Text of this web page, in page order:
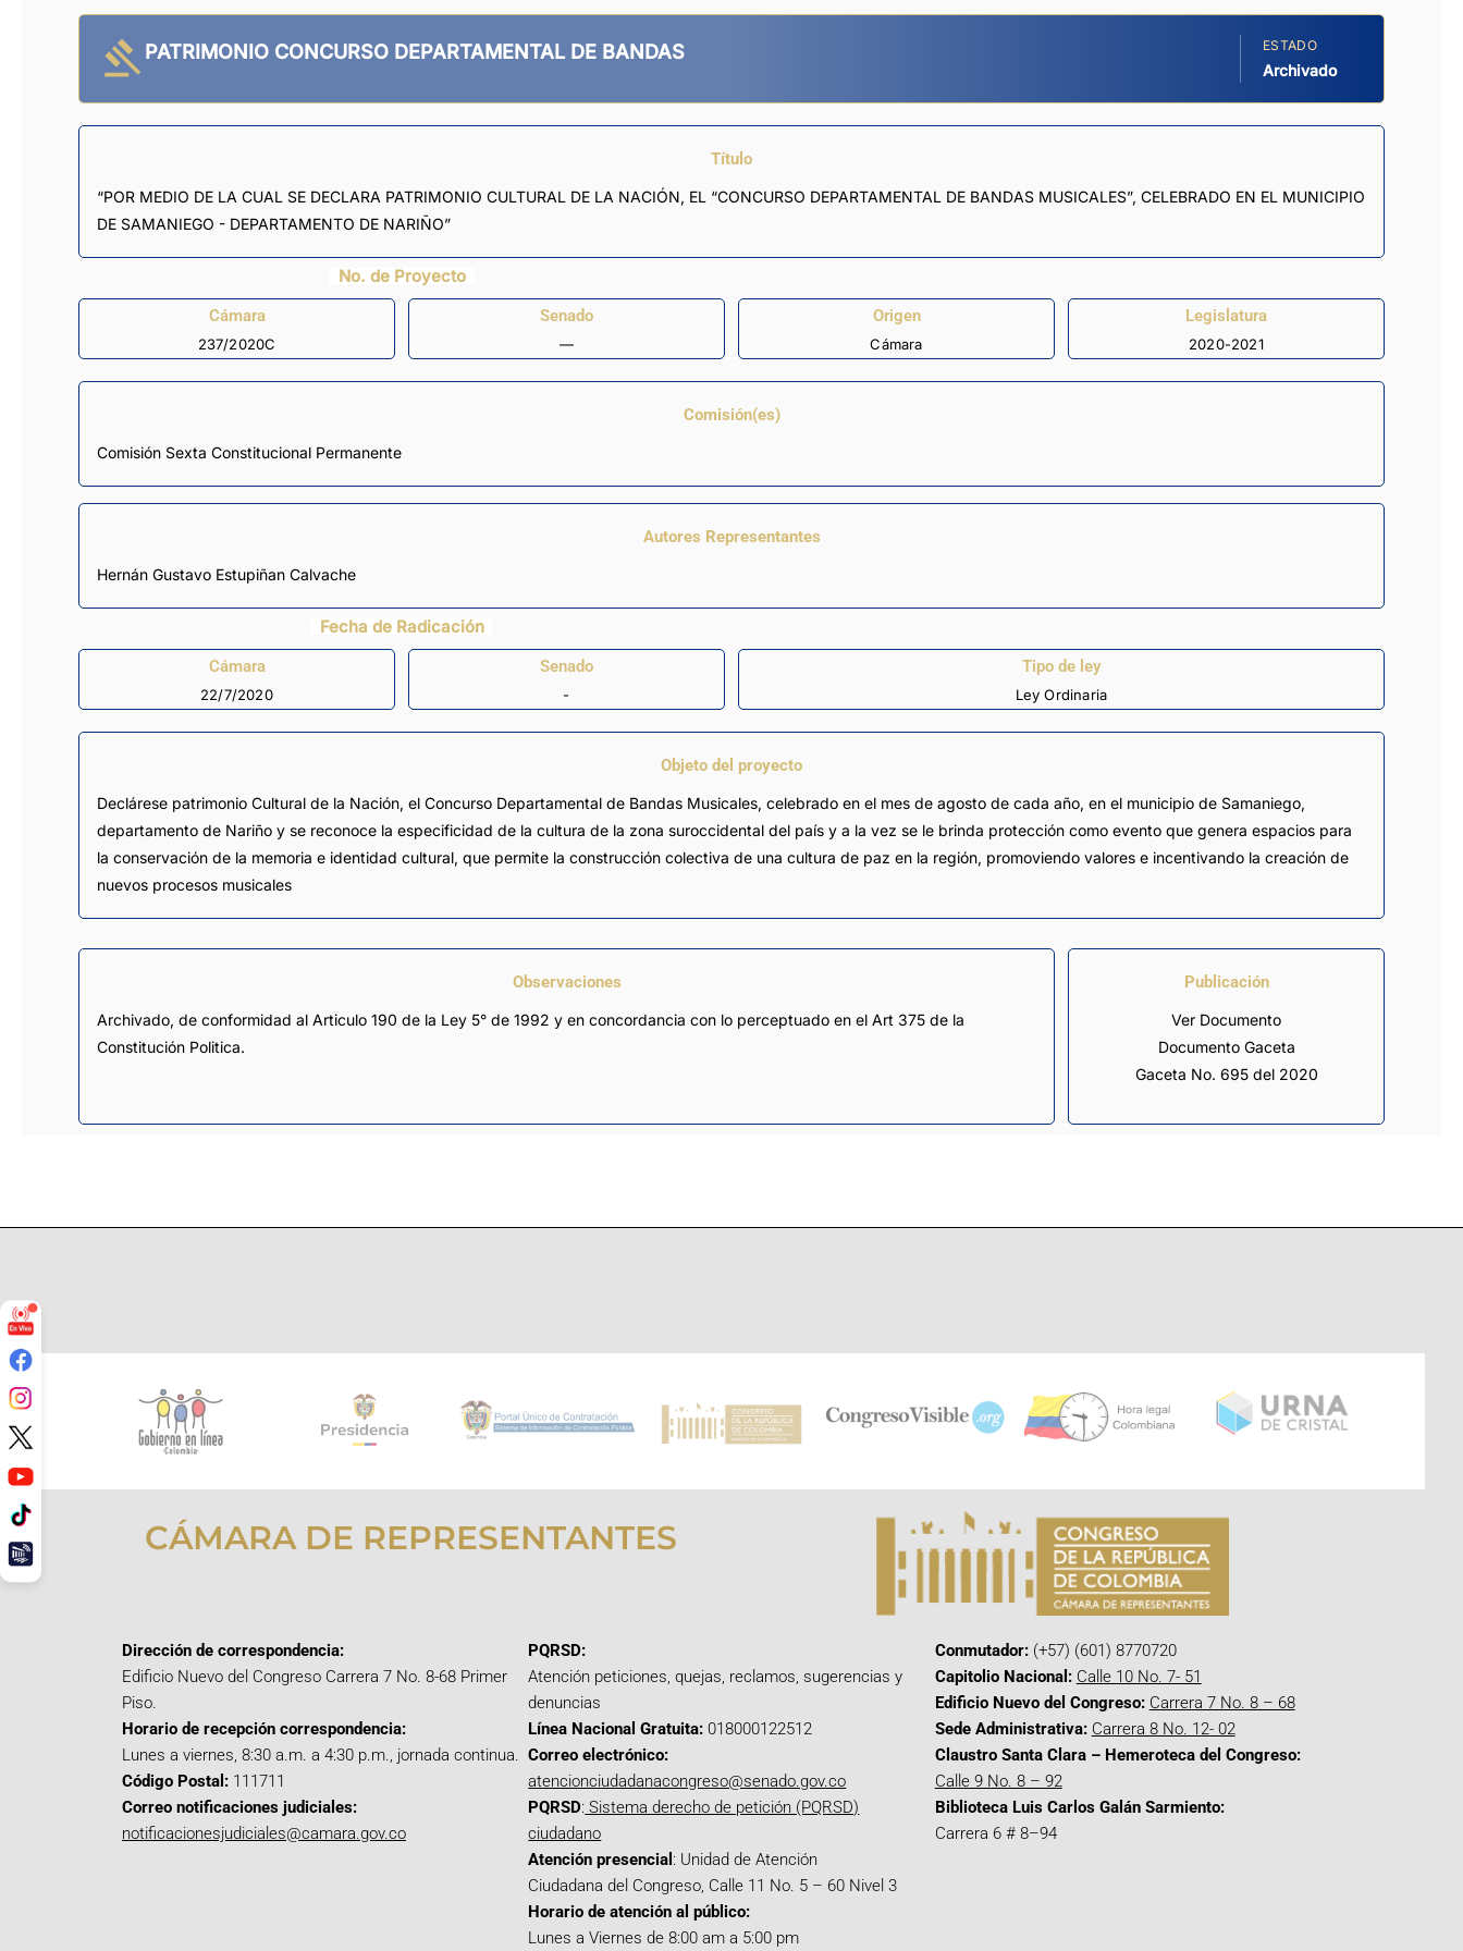
PATRIMONIO CONCURSO DEPARTAMENTAL DE BANDAS ESTADO
Archivado
Título
“POR MEDIO DE LA CUAL SE DECLARA PATRIMONIO CULTURAL DE LA NACIÓN, EL “CONCURSO DEPARTAMENTAL DE BANDAS MUSICALES”, CELEBRADO EN EL MUNICIPIO
DE SAMANIEGO - DEPARTAMENTO DE NARIÑO”
No. de Proyecto
Cámara
237/2020C
Senado
—
Origen
Cámara
Legislatura
2020-2021
Comisión(es)
Comisión Sexta Constitucional Permanente
Autores Representantes
Hernán Gustavo Estupiñan Calvache
Fecha de Radicación
Cámara
22/7/2020
Senado
-
Tipo de ley
Ley Ordinaria
Objeto del proyecto
Declárese patrimonio Cultural de la Nación, el Concurso Departamental de Bandas Musicales, celebrado en el mes de agosto de cada año, en el municipio de Samaniego,
departamento de Nariño y se reconoce la especificidad de la cultura de la zona suroccidental del país y a la vez se le brinda protección como evento que genera espacios para
la conservación de la memoria e identidad cultural, que permite la construcción colectiva de una cultura de paz en la región, promoviendo valores e incentivando la creación de
nuevos procesos musicales
Observaciones
Archivado, de conformidad al Articulo 190 de la Ley 5° de 1992 y en concordancia con lo perceptuado en el Art 375 de la
Constitución Politica.
Publicación
Ver Documento
Documento Gaceta
Gaceta No. 695 del 2020
CÁMARA DE REPRESENTANTES
Dirección de correspondencia:
Edificio Nuevo del Congreso Carrera 7 No. 8-68 Primer
Piso.
Horario de recepción correspondencia:
Lunes a viernes, 8:30 a.m. a 4:30 p.m., jornada continua.
Código Postal: 111711
Correo notificaciones judiciales:
notificacionesjudiciales@camara.gov.co
PQRSD:
Atención peticiones, quejas, reclamos, sugerencias y
denuncias
Línea Nacional Gratuita: 018000122512
Correo electrónico:
atencionciudadanacongreso@senado.gov.co
PQRSD: Sistema derecho de petición (PQRSD)
ciudadano
Atención presencial : Unidad de Atención
Ciudadana del Congreso, Calle 11 No. 5 – 60 Nivel 3
Horario de atención al público:
Lunes a Viernes de 8:00 am a 5:00 pm
Conmutador:(+57) (601) 8770720
Capitolio Nacional: Calle 10 No. 7- 51
Edificio Nuevo del Congreso: Carrera 7 No. 8 – 68
Sede Administrativa: Carrera 8 No. 12- 02
Claustro Santa Clara – Hemeroteca del Congreso:
Calle 9 No. 8 – 92
Biblioteca Luis Carlos Galán Sarmiento:
Carrera 6 # 8–94